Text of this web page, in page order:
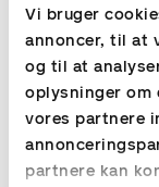
Vi bruger
annoncer, til at
og til at
oplysninger om
vores partnere
partnere kan
Alle sparer tid i
rejseafregninger